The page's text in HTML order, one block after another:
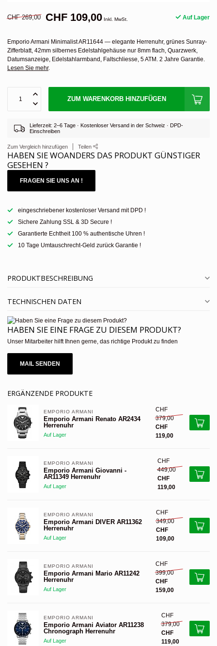
CHF 269,00 CHF 109,00 Inkl. MwSt. Auf Lager
Emporio Armani Minimalist AR11644 — elegante Herrenuhr, grünes Sunray-
Zifferblatt, 42mm silbernes Edelstahlgehäuse nur 8mm flach, Quarzwerk,
Datumsanzeige, Edelstahlarmband, Faltschliesse, 5 ATM. 2 Jahre Garantie.
Lesen Sie mehr.
ZUM WARENKORB HINZUFÜGEN
Lieferzeit: 2–6 Tage · Kostenloser Versand in der Schweiz · DPD-
Einschreiben
Zum Vergleich hinzufügen Teilen
HABEN SIE WOANDERS DAS PRODUKT GÜNSTIGER
GESEHEN ?
FRAGEN SIE UNS AN !
eingeschriebener kostenloser Versand mit DPD !
Sichere Zahlung SSL & 3D Secure !
Garantierte Echtheit 100 % authentische Uhren !
10 Tage Umtauschrecht-Geld zurück Garantie !
PRODUKTBESCHREIBUNG
TECHNISCHEN DATEN
HABEN SIE EINE FRAGE ZU DIESEM PRODUKT?
Unser Mitarbeiter hilft Ihnen gerne, das richtige Produkt zu finden
MAIL SENDEN
ERGÄNZENDE PRODUKTE
EMPORIO ARMANI
Emporio Armani Renato AR2434
Herrenuhr
Auf Lager
CHF
379,00
CHF
119,00
EMPORIO ARMANI
Emporio Armani Giovanni -
AR11349 Herrenuhr
Auf Lager
CHF
449,00
CHF
119,00
EMPORIO ARMANI
Emporio Armani DIVER AR11362
Herrenuhr
Auf Lager
CHF
349,00
CHF
109,00
EMPORIO ARMANI
Emporio Armani Mario AR11242
Herrenuhr
Auf Lager
CHF
399,00
CHF
159,00
EMPORIO ARMANI
Emporio Armani Aviator AR11238
Chronograph Herrenuhr
Auf Lager
CHF
379,00
CHF
119,00